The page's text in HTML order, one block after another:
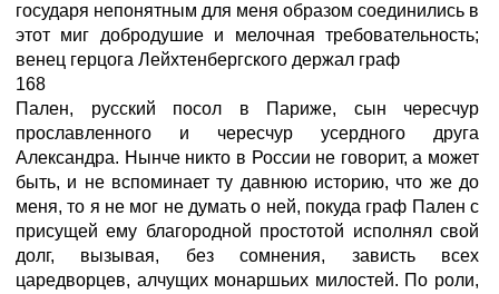
государя непонятным для меня образом соединились в
этот миг добродушие и мелочная требовательность;
венец герцога Лейхтенбергского держал граф
168
Пален, русский посол в Париже, сын чересчур
прославленного и чересчур усердного друга
Александра. Нынче никто в России не говорит, а может
быть, и не вспоминает ту давнюю историю, что же до
меня, то я не мог не думать о ней, покуда граф Пален с
присущей ему благородной простотой исполнял свой
долг, вызывая, без сомнения, зависть всех
царедворцев, алчущих монаршьих милостей. По роли,